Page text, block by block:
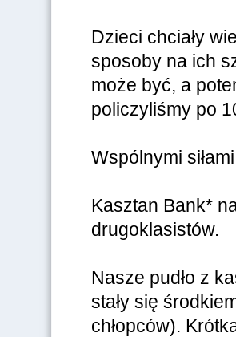
Dzieci chciały
sposoby na ich
może być, a
policzyliśmy po
Wspólnymi
Kasztan Bank*
drugoklasistów.
Nasze pudło z
stały się
chłopców).